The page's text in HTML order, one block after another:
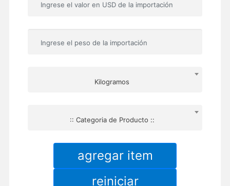
Kilogramos
:: Categoria de Producto ::
agregar item
reiniciar